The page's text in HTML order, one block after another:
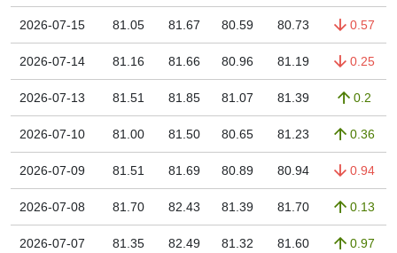
2026-07-15 81.05 81.67 80.59 80.73 0.57
2026-07-14 81.16 81.66 80.96 81.19 0.25
2026-07-13 81.51 81.85 81.07 81.39 0.2
2026-07-10 81.00 81.50 80.65 81.23 0.36
2026-07-09 81.51 81.69 80.89 80.94 0.94
2026-07-08 81.70 82.43 81.39 81.70 0.13
2026-07-07 81.35 82.49 81.32 81.60 0.97